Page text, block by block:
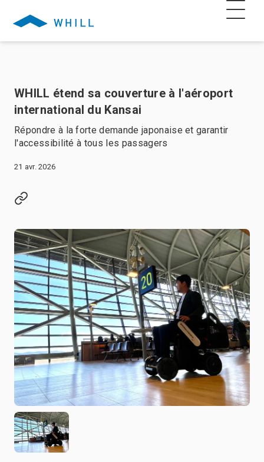
WHILL étend sa couverture à l'aéroport
international du Kansai
Répondre à la forte demande japonaise et garantir
l'accessibilité à tous les passagers
21 avr. 2026